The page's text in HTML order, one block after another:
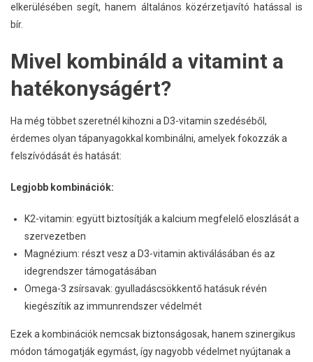
elkerülésében segít, hanem általános közérzetjavító hatással is
bír.
Mivel kombináld a vitamint a
hatékonyságért?
Ha még többet szeretnél kihozni a D3-vitamin szedéséből,
érdemes olyan tápanyagokkal kombinálni, amelyek fokozzák a
felszívódását és hatását:
Legjobb kombinációk:
K2-vitamin: együtt biztosítják a kalcium megfelelő eloszlását a
szervezetben
Magnézium: részt vesz a D3-vitamin aktiválásában és az
idegrendszer támogatásában
Omega-3 zsírsavak: gyulladáscsökkentő hatásuk révén
kiegészítik az immunrendszer védelmét
Ezek a kombinációk nemcsak biztonságosak, hanem szinergikus
módon támogatják egymást, így nagyobb védelmet nyújtanak a